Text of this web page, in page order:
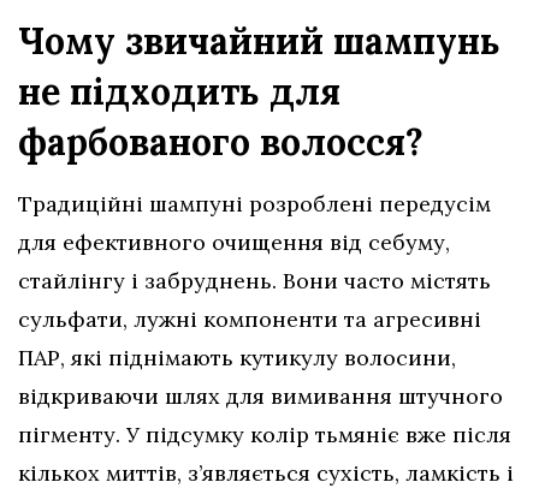
Чому звичайний шампунь
не підходить для
фарбованого волосся?
Традиційні шампуні розроблені передусім
для ефективного очищення від себуму,
стайлінгу і забруднень. Вони часто містять
сульфати, лужні компоненти та агресивні
ПАР, які піднімають кутикулу волосини,
відкриваючи шлях для вимивання штучного
пігменту. У підсумку колір тьмяніє вже після
кількох миттів, з’являється сухість, ламкість і